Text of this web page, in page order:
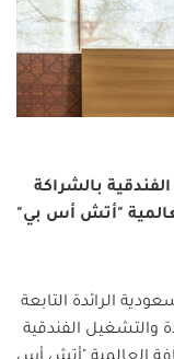
بالشراكة
"أتش أس بي"
الرائدة التابعة
والتشغيل الفندقية